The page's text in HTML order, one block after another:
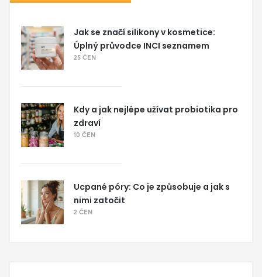
Jak se značí silikony v kosmetice:
Úplný průvodce INCI seznamem
25 ČEN
Kdy a jak nejlépe užívat probiotika pro
zdraví
10 ČEN
Ucpané póry: Co je způsobuje a jak s
nimi zatočit
2 ČEN